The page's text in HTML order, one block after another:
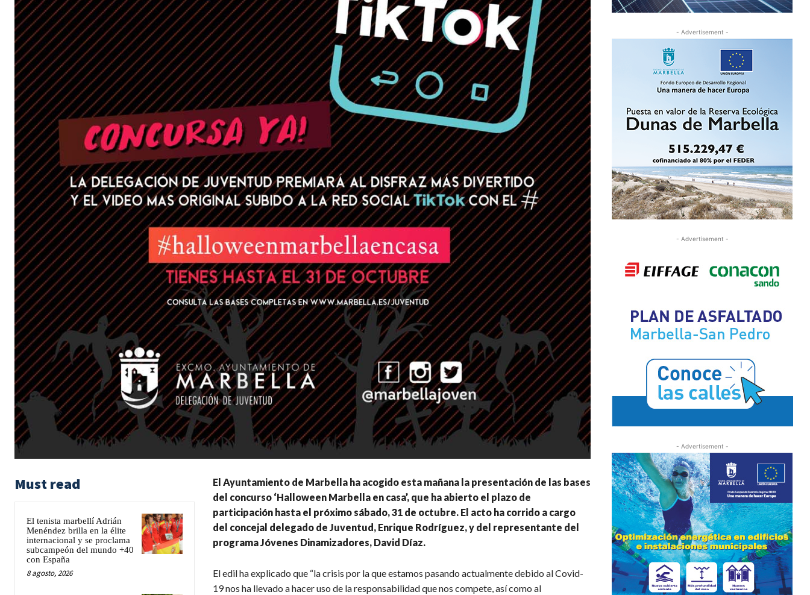
Must read
El tenista marbellí Adrián
Menéndez brilla en la élite
internacional y se proclama
subcampeón del mundo +40
con España
8 agosto, 2026
El Ayuntamiento de Marbella ha acogido esta mañana la presentación de las bases
del concurso ‘Halloween Marbella en casa’, que ha abierto el plazo de
participación hasta el próximo sábado, 31 de octubre. El acto ha corrido a cargo
del concejal delegado de Juventud, Enrique Rodríguez, y del representante del
programa Jóvenes Dinamizadores, David Díaz.
El edil ha explicado que “la crisis por la que estamos pasando actualmente debido al Covid-
19 nos ha llevado a hacer uso de la responsabilidad que nos compete, así como al
- Advertisement -
- Advertisement -
- Advertisement -